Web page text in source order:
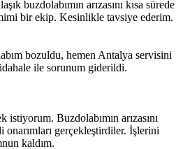
buzdolabımın arızasını kısa sürede
bir ekip. Kesinlikle tavsiye ederim.
bozuldu, hemen Antalya servisini
ile sorunum giderildi.
Buzdolabımın arızasını
onarımları gerçekleştirdiler. İşlerini
kaldım.